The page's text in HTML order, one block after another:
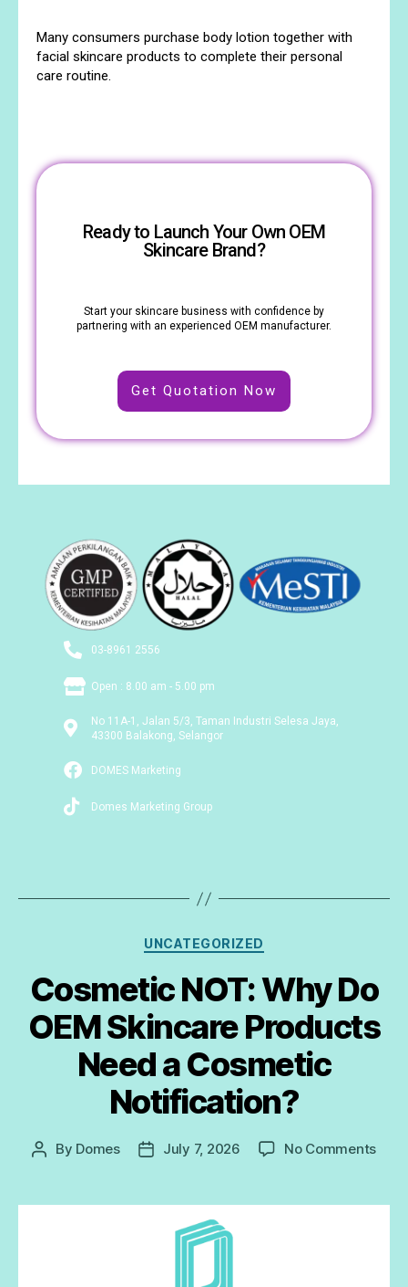
Many consumers purchase body lotion together with
facial skincare products to complete their personal
care routine.
Ready to Launch Your Own OEM
Skincare Brand?
Start your skincare business with confidence by
partnering with an experienced OEM manufacturer.
Get Quotation Now
03-8961 2556
Open : 8.00 am - 5.00 pm
No 11A-1, Jalan 5/3, Taman Industri Selesa Jaya,
43300 Balakong, Selangor
DOMES Marketing
Domes Marketing Group
UNCATEGORIZED
Cosmetic NOT: Why Do
OEM Skincare Products
Need a Cosmetic
Notification?
By Domes July 7, 2026 No Comments